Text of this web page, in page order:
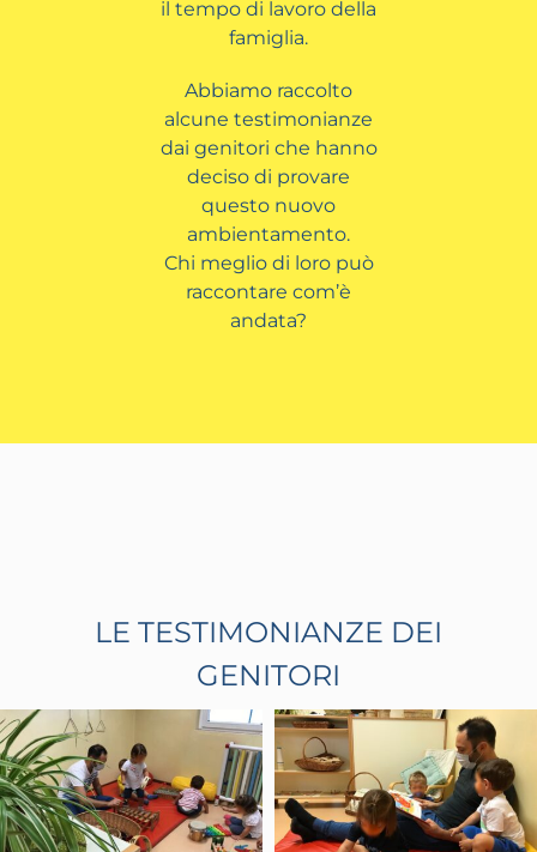
il tempo di lavoro della
famiglia.
Abbiamo raccolto
alcune testimonianze
dai genitori che hanno
deciso di provare
questo nuovo
ambientamento.
Chi meglio di loro può
raccontare com’è
andata?
LE TESTIMONIANZE DEI
GENITORI